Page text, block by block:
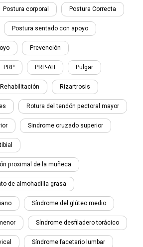
Postura corporal Postura Correcta
Postura sentado con apoyo
Prevención
PRP PRP-AH Pulgar
Rehabilitación Rizartrosis
Rotura del tendón pectoral mayor
Sindrome cruzado superior
proximal de la muñeca
de almohadilla grasa
Síndrome del glúteo medio
Síndrome desfiladero torácico
Síndrome facetario lumbar